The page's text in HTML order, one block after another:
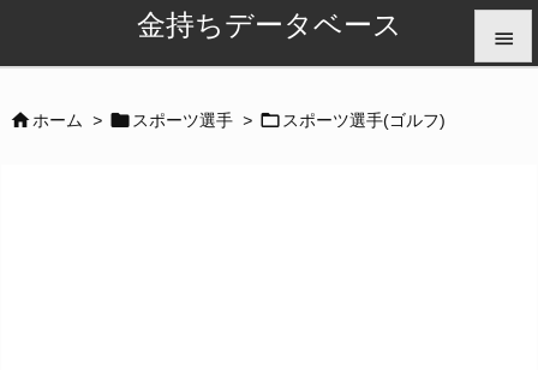
金持ちデータベース 
ホーム >  スポーツ選手 >  スポーツ選手(ゴルフ)